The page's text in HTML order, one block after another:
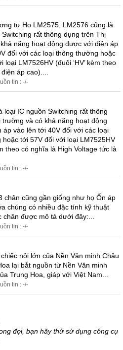
tự Họ LM2575, LM2576 cũng là
rất thông dụng trên Thị
năng hoạt động được với điện áp
đối với các loại thông thường hoặc
loại LM7526HV (đuôi ‘HV’ kèm theo
áp cao)....
tin : -/-
loại IC nguồn Switching rất thông
trường và có khả năng hoạt động
áp vào lên tới 40V đối với các loại
hoặc tới 57V đối với loại LM7525HV
theo có nghĩa là High Voltage tức là
tin : -/-
chân cũng gần giống như họ Ổn áp
chúng có nhiều đặc tính kỹ thuật
được mô tả dưới đây:...
tin : -/-
nôi lớn của Nền Văn minh Châu
lại bắt nguồn từ Nền Văn minh
Trung Hoa, giáp với Việt Nam...
tin : -/-
đợi, bạn hãy thử sử dụng công cụ